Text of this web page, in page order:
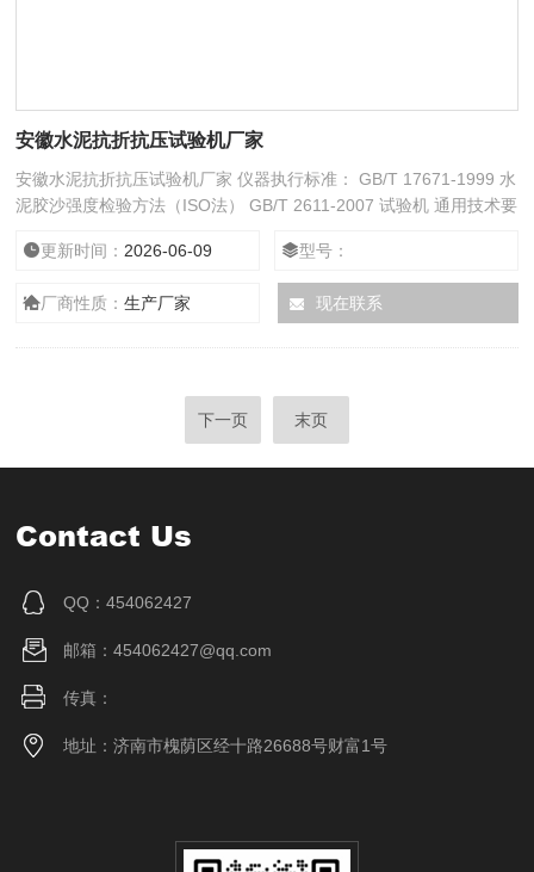
安徽水泥抗折抗压试验机厂家
安徽水泥抗折抗压试验机厂家 仪器执行标准： GB/T 17671-1999 水
泥胶沙强度检验方法（ISO法） GB/T 2611-2007 试验机 通用技术要
更新时间： 2026-06-09 型号：
厂商性质：生产厂家 现在联系
下一页 末页
Contact Us
QQ：454062427
邮箱：454062427@qq.com
传真：
地址：济南市槐荫区经十路26688号财富1号